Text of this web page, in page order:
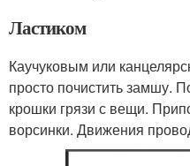
Ластиком
Каучуковым или
просто почистить замшу.
крошки грязи с вещи.
ворсинки. Движения